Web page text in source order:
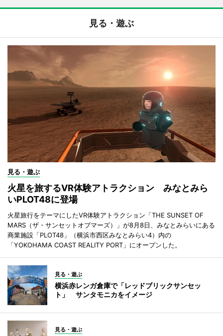
見る・遊ぶ
見る・遊ぶ
火星を旅するVR体験アトラクション みなとみら
いPLOT48に登場
火星旅行をテーマにしたVR体験アトラクション「THE SUNSET OF
MARS（ザ・サンセットオブマーズ）」が8月8日、みなとみらいにある
商業施設「PLOT48」（横浜市西区みなとみらい4）内の
「YOKOHAMA COAST REALITY PORT」にオープンした。
見る・遊ぶ
横浜赤レンガ倉庫で「レッドブリックサンセッ
ト」 サンタモニカをイメージ
見る・遊ぶ